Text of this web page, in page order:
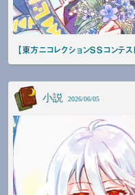
【東方ニコレクションSSコンテ
小説 2026/06/05